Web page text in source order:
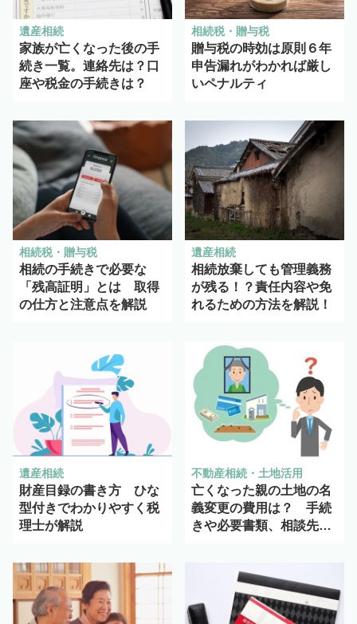
遺産相続
家族が亡くなった後の手
続き一覧。連絡先は？口
座や税金の手続きは？
相続税・贈与税
贈与税の時効は原則６年
申告漏れがわかれば厳し
いペナルティ
相続税・贈与税
相続の手続きで必要な
「残高証明」とは 取得
の仕方と注意点を解説
遺産相続
相続放棄しても管理義務
が残る！？責任内容や免
れるための方法を解説！
遺産相続
財産目録の書き方 ひな
型付きでわかりやすく税
理士が解説
不動産相続・土地活用
亡くなった親の土地の名
義変更の費用は？ 手続
きや必要書類、相談先に